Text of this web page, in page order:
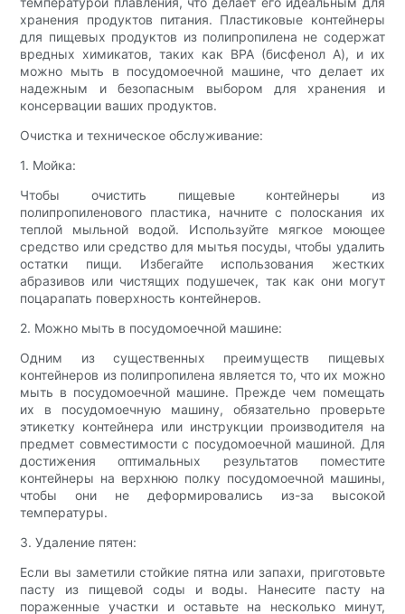
хранения продуктов питания. Пластиковые контейнеры
для пищевых продуктов из полипропилена не содержат
вредных химикатов, таких как BPA (бисфенол А), и их
можно мыть в посудомоечной машине, что делает их
надежным и безопасным выбором для хранения и
консервации ваших продуктов.
Очистка и техническое обслуживание:
1. Мойка:
Чтобы очистить пищевые контейнеры из
полипропиленового пластика, начните с полоскания их
теплой мыльной водой. Используйте мягкое моющее
средство или средство для мытья посуды, чтобы удалить
остатки пищи. Избегайте использования жестких
абразивов или чистящих подушечек, так как они могут
поцарапать поверхность контейнеров.
2. Можно мыть в посудомоечной машине:
Одним из существенных преимуществ пищевых
контейнеров из полипропилена является то, что их можно
мыть в посудомоечной машине. Прежде чем помещать
их в посудомоечную машину, обязательно проверьте
этикетку контейнера или инструкции производителя на
предмет совместимости с посудомоечной машиной. Для
достижения оптимальных результатов поместите
контейнеры на верхнюю полку посудомоечной машины,
чтобы они не деформировались из-за высокой
температуры.
3. Удаление пятен:
Если вы заметили стойкие пятна или запахи, приготовьте
пасту из пищевой соды и воды. Нанесите пасту на
пораженные участки и оставьте на несколько минут,